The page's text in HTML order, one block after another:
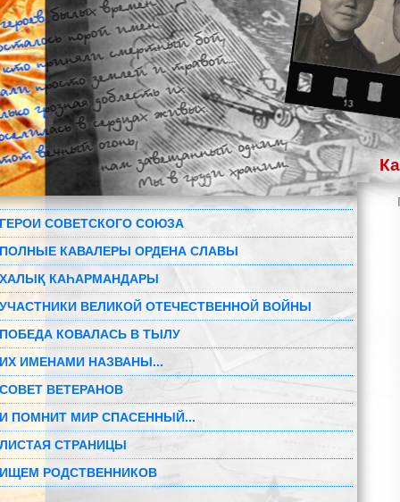
ГЕРОИ СОВЕТСКОГО СОЮЗА
ПОЛНЫЕ КАВАЛЕРЫ ОРДЕНА СЛАВЫ
ХАЛЫҚ КАҺАРМАНДАРЫ
УЧАСТНИКИ ВЕЛИКОЙ ОТЕЧЕСТВЕННОЙ ВОЙНЫ
ПОБЕДА КОВАЛАСЬ В ТЫЛУ
ИХ ИМЕНАМИ НАЗВАНЫ...
СОВЕТ ВЕТЕРАНОВ
И ПОМНИТ МИР СПАСЕННЫЙ...
ЛИСТАЯ СТРАНИЦЫ
ИЩЕМ РОДСТВЕННИКОВ